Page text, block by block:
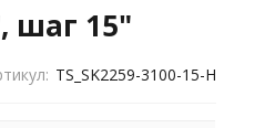
шаг 15"
TS_SK2259-3100-15-H